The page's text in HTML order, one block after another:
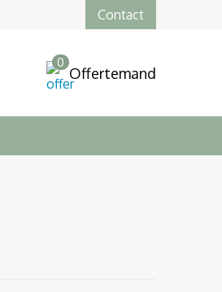
Contact
0
Offertemand